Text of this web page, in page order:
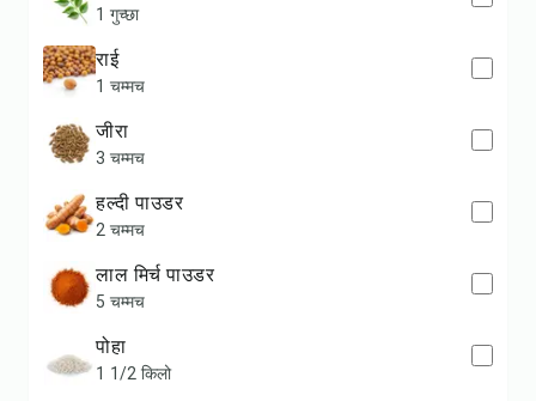
1 गुच्छा
राई
1 चम्मच
जीरा
3 चम्मच
हल्दी पाउडर
2 चम्मच
लाल मिर्च पाउडर
5 चम्मच
पोहा
1 1/2 किलो